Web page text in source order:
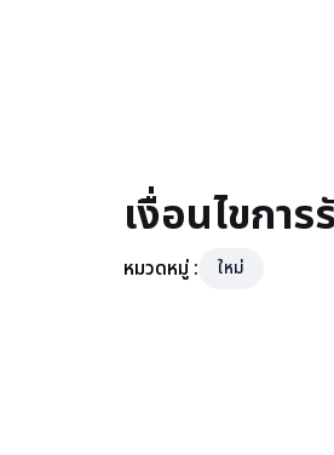
เงื่อนไขกา
หมวดหมู่ : ใหม่